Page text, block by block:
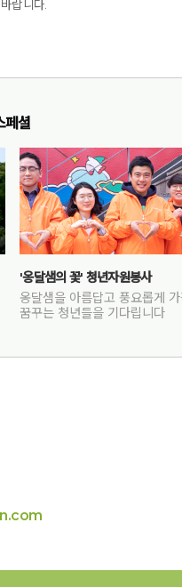
랍니다.
페셜
'옹달샘의 꽃' 청년자원봉사
옹달샘을 아름답고 풍요롭게
꿈꾸는 청년들을 기다립니다